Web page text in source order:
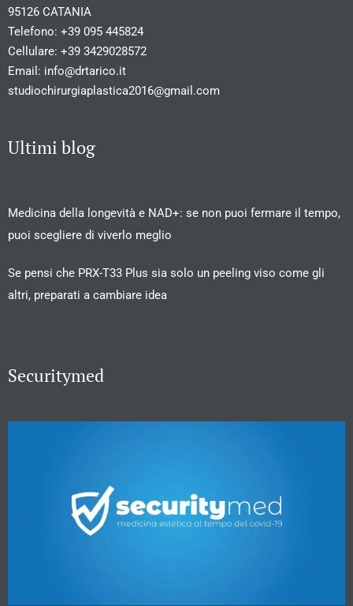
95126 CATANIA
Telefono: +39 095 445824
Cellulare: +39 3429028572
Email: info@drtarico.it
studiochirurgiaplastica2016@gmail.com
Ultimi blog
Medicina della longevità e NAD+: se non puoi fermare il tempo,
puoi scegliere di viverlo meglio
Se pensi che PRX-T33 Plus sia solo un peeling viso come gli
altri, preparati a cambiare idea
Securitymed